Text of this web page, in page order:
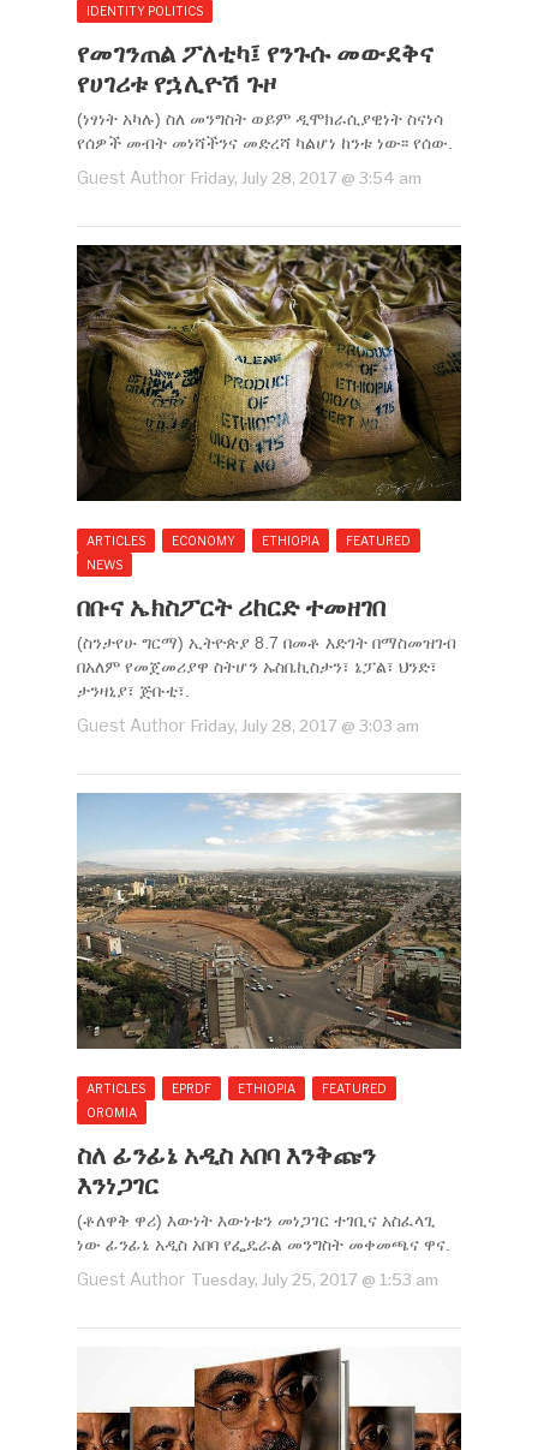
IDENTITY POLITICS
የመገንጠል ፖለቲካ፤ የንጉሱ መውደቅና
የሀገሪቱ የኋሊዮሽ ጉዞ
(ነፃነት አካሉ) ስለ መንግስት ወይም ዲሞክራሲያዊነት ስናነሳ
የሰዎች መብት መነሻችንና መድረሻ ካልሆነ ከንቱ ነው፡፡ የሰው.
Guest Author Friday, July 28, 2017 @ 3:54 am
ARTICLES ECONOMY ETHIOPIA
FEATURED
NEWS
በቡና ኤክስፖርት ሪከርድ ተመዘገበ
(ስንታየሁ ግርማ) ኢትዮጵያ 8.7 በመቶ እድገት በማስመዝገብ
በአለም የመጀመሪያዋ ስትሆን ኡስቤኪስታን፣ ኔፓል፣ ህንድ፣
ታንዛኒያ፣ ጅቡቲ፣.
Guest Author Friday, July 28, 2017 @ 3:03 am
ARTICLES EPRDF ETHIOPIA
FEATURED
OROMIA
ስለ ፊንፊኔ አዲስ አበባ እንቅጩን
እንነጋገር
(ቶለዋቅ ዋሪ) እውነት እውነቱን መነጋገር ተገቢና አስፈላጊ
ነው ፊንፊኔ አዲስ አበባ የፌዴራል መንግስት መቀመጫና ዋና.
Guest Author Tuesday, July 25, 2017 @ 1:53 am